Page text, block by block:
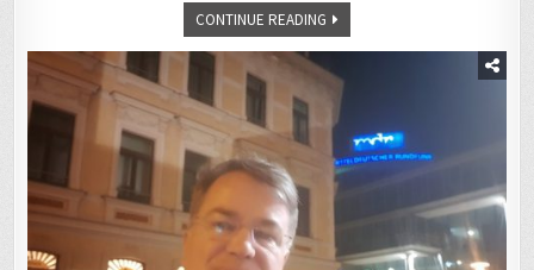
CONTINUE READING